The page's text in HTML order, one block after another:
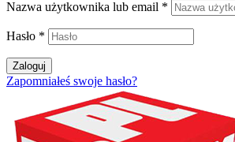
Nazwa użytkownika lub email *
Hasło *
Zaloguj
Zapomniałeś swoje hasło?